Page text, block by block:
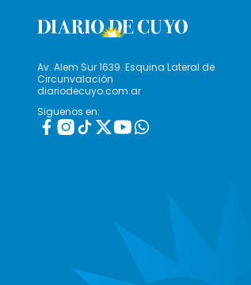
Av. Alem Sur 1639. Esquina Lateral de
Circunvalación
diariodecuyo.com.ar
Siguenos en: